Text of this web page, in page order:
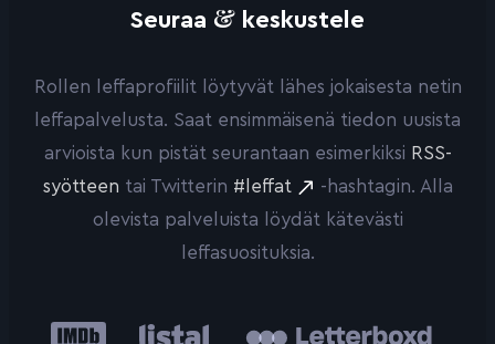
Seuraa & keskustele
Rollen leffaprofiilit löytyvät lähes jokaisesta netin
leffapalvelusta. Saat ensimmäisenä tiedon uusista
arvioista kun pistät seurantaan esimerkiksi RSS-
syötteen tai Twitterin #leffat
-hashtagin. Alla
olevista palveluista löydät kätevästi
leffasuosituksia.